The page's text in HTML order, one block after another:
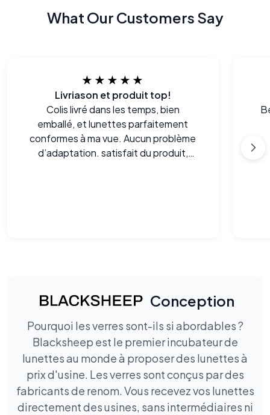
What Our Customers Say
★★★★★
Livriason et produit top!
Colis livré dans les temps, bien
emballé, et lunettes parfaitement
conformes à ma vue. Aucun problème
d’adaptation. satisfait du produit,
Conception
Pourquoi les verres sont-ils si abordables ?
Blacksheep est le premier incubateur de
lunettes au monde à proposer des lunettes à
prix d'usine. Les verres sont conçus par des
fabricants de renom. Vous recevez vos lunettes
directement des usines, sans intermédiaires ni